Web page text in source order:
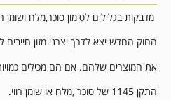
מדבקות בגלילים לסימון סוכר,מלח ושומן
החוק החדש יצא לדרך יצרני מזון חייבים
את המוצרים שלהם. אם הם מכילים
התקן 1145 של סוכר ,מלח או שומן רווי.